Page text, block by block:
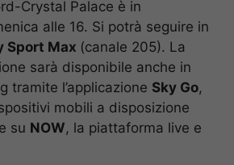
Crystal Palace è in
alle 16. Si potrà seguire in
Sport Max (canale 205). La
sarà disponibile anche in
tramite l’applicazione Sky Go,
mobili a disposizione
su NOW, la piattaforma live e